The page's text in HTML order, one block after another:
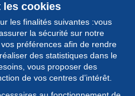
les cookies
les finalités suivantes :vous
la sécurité sur notre
préférences afin de rendre
des statistiques dans le
vous proposer des
de vos centres d’intérêt.